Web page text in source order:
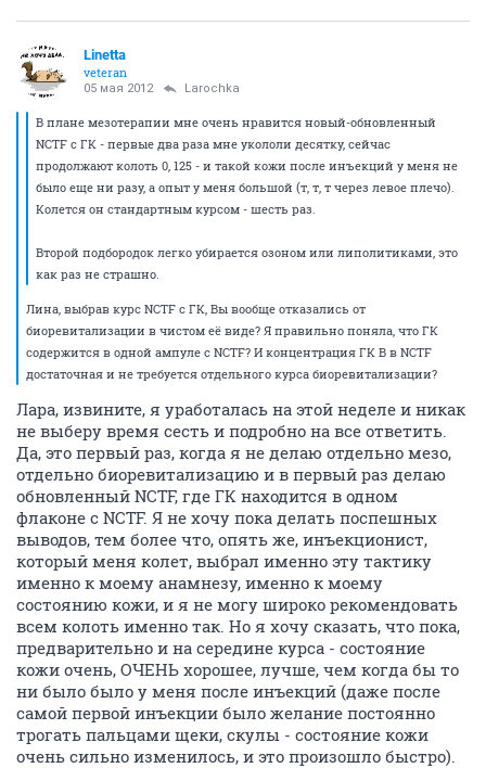
Linetta
veteran
05 мая 2012 Larochka
В плане мезотерапии мне очень нравится новый-обновленный
NCTF с ГК - первые два раза мне укололи десятку, сейчас
продолжают колоть 0, 125 - и такой кожи после инъекций у меня не
было еще ни разу, а опыт у меня большой (т, т, т через левое плечо).
Колется он стандартным курсом - шесть раз.
Второй подбородок легко убирается озоном или липолитиками, это
как раз не страшно.
Лина, выбрав курс NCTF с ГК, Вы вообще отказались от
биоревитализации в чистом её виде? Я правильно поняла, что ГК
содержится в одной ампуле с NCTF? И концентрация ГК В в NCTF
достаточная и не требуется отдельного курса биоревитализации?
Лара, извините, я уработалась на этой неделе и никак
не выберу время сесть и подробно на все ответить.
Да, это первый раз, когда я не делаю отдельно мезо,
отдельно биоревитализацию и в первый раз делаю
обновленный NCTF, где ГК находится в одном
флаконе с NCTF. Я не хочу пока делать поспешных
выводов, тем более что, опять же, инъекционист,
который меня колет, выбрал именно эту тактику
именно к моему анамнезу, именно к моему
состоянию кожи, и я не могу широко рекомендовать
всем колоть именно так. Но я хочу сказать, что пока,
предварительно и на середине курса - состояние
кожи очень, ОЧЕНЬ хорошее, лучше, чем когда бы то
ни было было у меня после инъекций (даже после
самой первой инъекции было желание постоянно
трогать пальцами щеки, скулы - состояние кожи
очень сильно изменилось, и это произошло быстро).